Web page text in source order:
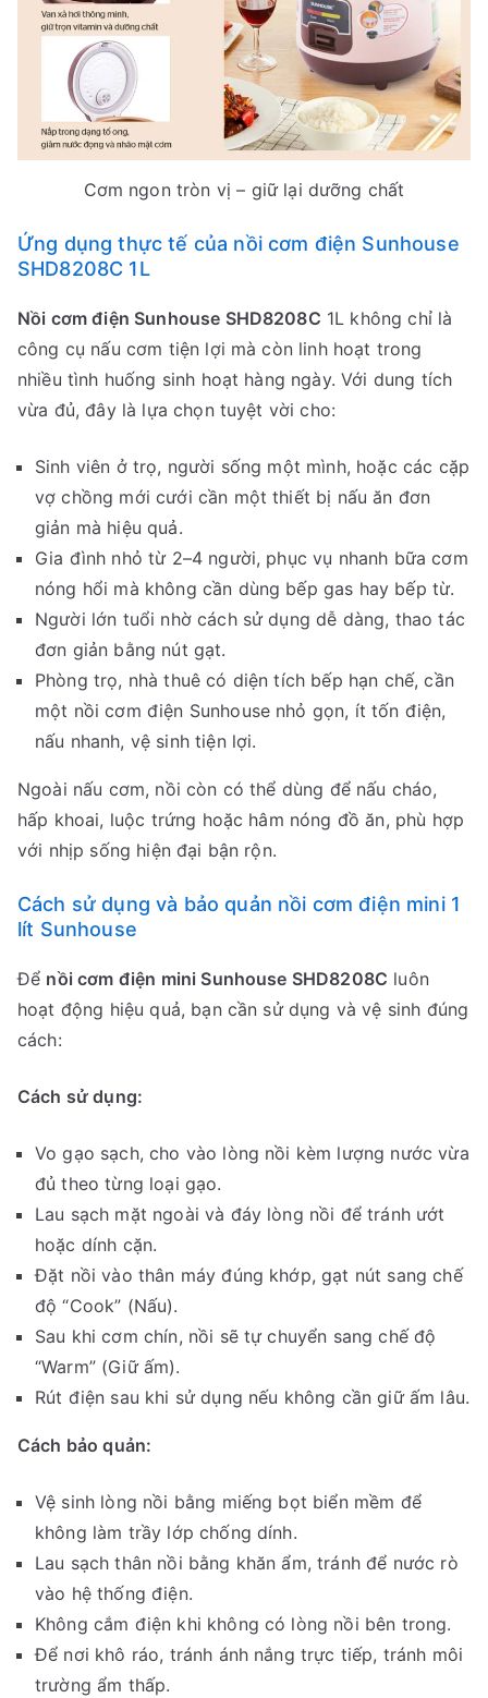
Cơm ngon tròn vị – giữ lại dưỡng chất
Ứng dụng thực tế của nồi cơm điện Sunhouse
SHD8208C 1L
Nồi cơm điện Sunhouse SHD8208C 1L không chỉ là
công cụ nấu cơm tiện lợi mà còn linh hoạt trong
nhiều tình huống sinh hoạt hàng ngày. Với dung tích
vừa đủ, đây là lựa chọn tuyệt vời cho:
Sinh viên ở trọ, người sống một mình, hoặc các cặp
vợ chồng mới cưới cần một thiết bị nấu ăn đơn
giản mà hiệu quả.
Gia đình nhỏ từ 2–4 người, phục vụ nhanh bữa cơm
nóng hổi mà không cần dùng bếp gas hay bếp từ.
Người lớn tuổi nhờ cách sử dụng dễ dàng, thao tác
đơn giản bằng nút gạt.
Phòng trọ, nhà thuê có diện tích bếp hạn chế, cần
một nồi cơm điện Sunhouse nhỏ gọn, ít tốn điện,
nấu nhanh, vệ sinh tiện lợi.
Ngoài nấu cơm, nồi còn có thể dùng để nấu cháo,
hấp khoai, luộc trứng hoặc hâm nóng đồ ăn, phù hợp
với nhịp sống hiện đại bận rộn.
Cách sử dụng và bảo quản nồi cơm điện mini 1
lít Sunhouse
Để nồi cơm điện mini Sunhouse SHD8208C luôn
hoạt động hiệu quả, bạn cần sử dụng và vệ sinh đúng
cách:
Cách sử dụng:
Vo gạo sạch, cho vào lòng nồi kèm lượng nước vừa
đủ theo từng loại gạo.
Lau sạch mặt ngoài và đáy lòng nồi để tránh ướt
hoặc dính cặn.
Đặt nồi vào thân máy đúng khớp, gạt nút sang chế
độ “Cook” (Nấu).
Sau khi cơm chín, nồi sẽ tự chuyển sang chế độ
“Warm” (Giữ ấm).
Rút điện sau khi sử dụng nếu không cần giữ ấm lâu.
Cách bảo quản:
Vệ sinh lòng nồi bằng miếng bọt biển mềm để
không làm trầy lớp chống dính.
Lau sạch thân nồi bằng khăn ẩm, tránh để nước rò
vào hệ thống điện.
Không cắm điện khi không có lòng nồi bên trong.
Để nơi khô ráo, tránh ánh nắng trực tiếp, tránh môi
trường ẩm thấp.